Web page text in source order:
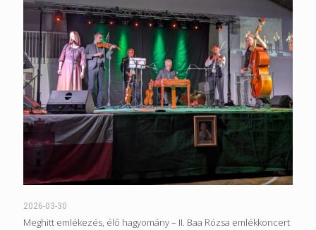
2026-03-30
Meghitt emlékezés, élő hagyomány – II. Baa Rózsa emlékkoncert